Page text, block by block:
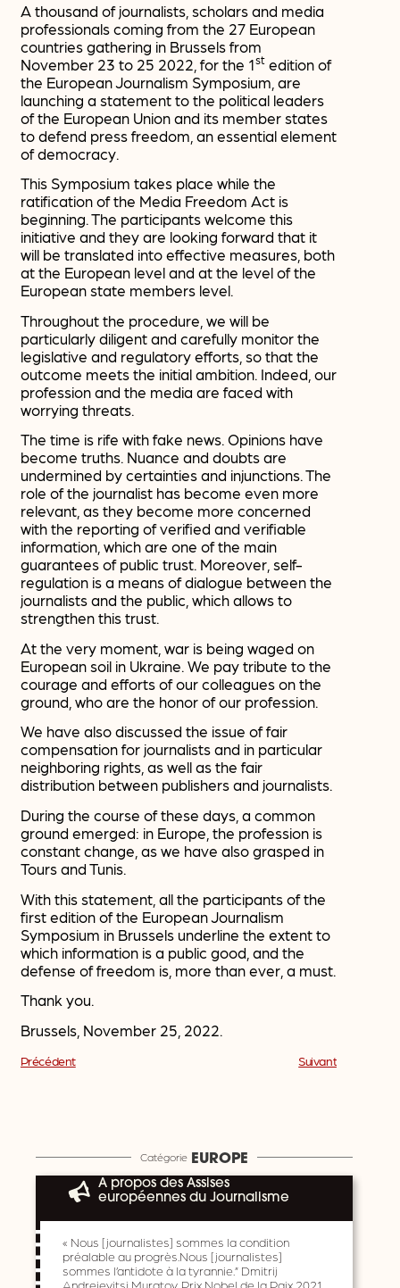
A thousand of journalists, scholars and media
professionals coming from the 27 European
countries gathering in Brussels from
November 23 to 25 2022, for the 1stedition of
the European Journalism Symposium, are
launching a statement to the political leaders
of the European Union and its member states
to defend press freedom, an essential element
of democracy.
This Symposium takes place while the
ratification of the Media Freedom Act is
beginning. The participants welcome this
initiative and they are looking forward that it
will be translated into effective measures, both
at the European level and at the level of the
European state members level.
Throughout the procedure, we will be
particularly diligent and carefully monitor the
legislative and regulatory efforts, so that the
outcome meets the initial ambition. Indeed, our
profession and the media are faced with
worrying threats.
The time is rife with fake news. Opinions have
become truths. Nuance and doubts are
undermined by certainties and injunctions. The
role of the journalist has become even more
relevant, as they become more concerned
with the reporting of verified and verifiable
information, which are one of the main
guarantees of public trust. Moreover, self-
regulation is a means of dialogue between the
journalists and the public, which allows to
strengthen this trust.
At the very moment, war is being waged on
European soil in Ukraine. We pay tribute to the
courage and efforts of our colleagues on the
ground, who are the honor of our profession.
We have also discussed the issue of fair
compensation for journalists and in particular
neighboring rights, as well as the fair
distribution between publishers and journalists.
During the course of these days, a common
ground emerged: in Europe, the profession is
constant change, as we have also grasped in
Tours and Tunis.
With this statement, all the participants of the
first edition of the European Journalism
Symposium in Brussels underline the extent to
which information is a public good, and the
defense of freedom is, more than ever, a must.
Thank you.
Brussels, November 25, 2022.
Précédent Suivant
Catégorie EUROPE
A propos des Assises
européennes du Journalisme
« Nous [journalistes] sommes la condition
préalable au progrès.Nous [journalistes]
sommes l’antidote à la tyrannie.” Dmitrij
Andrejevitsj Muratov, Prix Nobel de la Paix 2021